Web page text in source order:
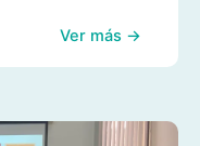
Ver más →